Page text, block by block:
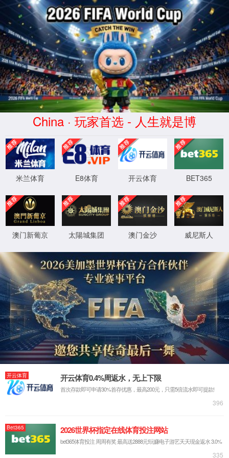
2026世界杯(World Cup)官方网
址-Official website
本站点设置了不允许MJ12bot内核浏览器访问,
请使用其它版本IE、火狐、谷歌等，国产浏览
器请使用极速模式！
返回首页
程序版本：3.2.11-20250416
XML 地图